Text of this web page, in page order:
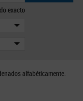
exacto
alfabéticamente.